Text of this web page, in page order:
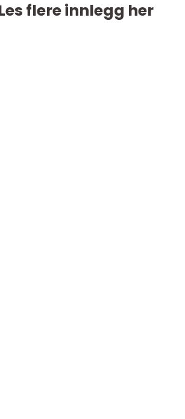
flere innlegg her